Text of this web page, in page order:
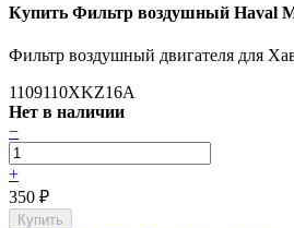
Купить Фильтр воздушный Haval
Фильтр воздушный двигателя для
1109110XKZ16A
Нет в наличии
−
+
350 ₽